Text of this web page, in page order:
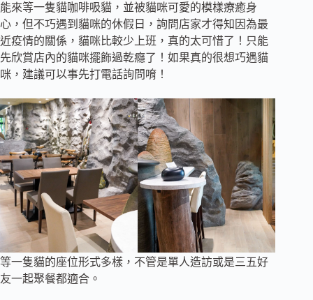
能來等一隻貓咖啡吸貓，並被貓咪可愛的模樣療癒身
心，但不巧遇到貓咪的休假日，詢問店家才得知因為最
近疫情的關係，貓咪比較少上班，真的太可惜了！只能
先欣賞店內的貓咪擺飾過乾癮了！如果真的很想巧遇貓
咪，建議可以事先打電話詢問唷！
等一隻貓的座位形式多樣，不管是單人造訪或是三五好
友一起聚餐都適合。